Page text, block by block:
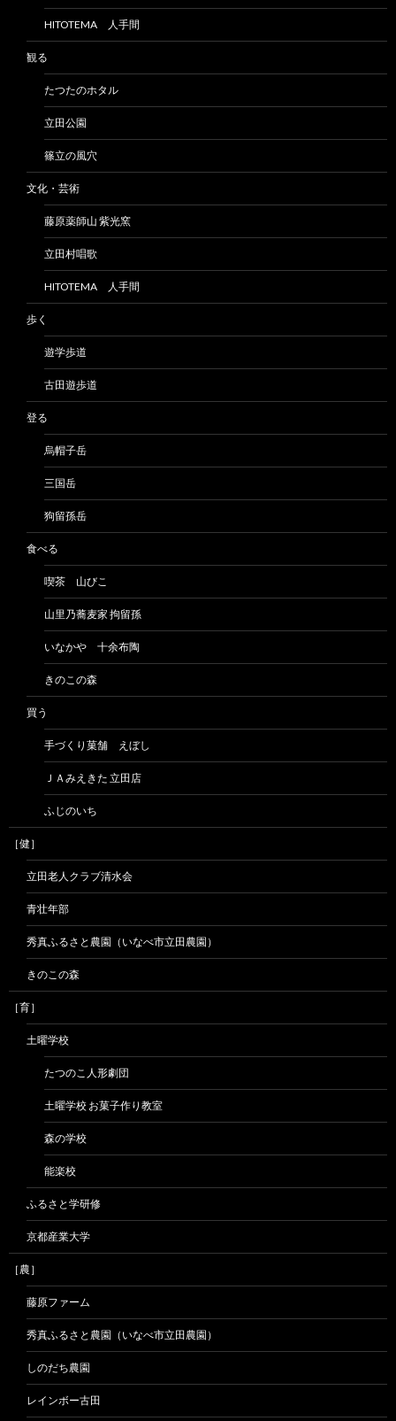
HITOTEMA 人手間
観る
たつたのホタル
立田公園
篠立の風穴
文化・芸術
藤原薬師山 紫光窯
立田村唱歌
HITOTEMA 人手間
歩く
遊学歩道
古田遊歩道
登る
烏帽子岳
三国岳
狗留孫岳
食べる
喫茶 山びこ
山里乃蕎麦家 拘留孫
いなかや 十余布陶
きのこの森
買う
手づくり菓舗 えぼし
ＪＡみえきた 立田店
ふじのいち
［健］
立田老人クラブ清水会
青壮年部
秀真ふるさと農園（いなべ市立田農園）
きのこの森
［育］
土曜学校
たつのこ人形劇団
土曜学校 お菓子作り教室
森の学校
能楽校
ふるさと学研修
京都産業大学
［農］
藤原ファーム
秀真ふるさと農園（いなべ市立田農園）
しのだち農園
レインボー古田